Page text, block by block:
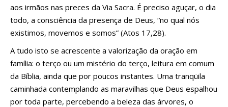
aos irmãos nas preces da Via Sacra. É preciso aguçar, o dia
todo, a consciência da presença de Deus, “no qual nós
existimos, movemos e somos” (Atos 17,28).
A tudo isto se acrescente a valorização da oração em
família: o terço ou um mistério do terço, leitura em comum
da Bíblia, ainda que por poucos instantes. Uma tranqüila
caminhada contemplando as maravilhas que Deus espalhou
por toda parte, percebendo a beleza das árvores, o